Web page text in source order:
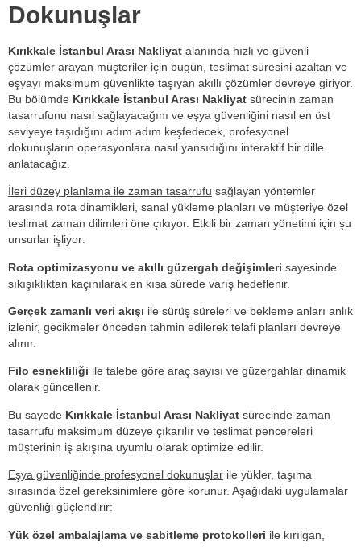
Dokunuşlar
Kırıkkale İstanbul Arası Nakliyat alanında hızlı ve güvenli
çözümler arayan müşteriler için bugün, teslimat süresini azaltan ve
eşyayı maksimum güvenlikte taşıyan akıllı çözümler devreye giriyor.
Bu bölümde Kırıkkale İstanbul Arası Nakliyat sürecinin zaman
tasarrufunu nasıl sağlayacağını ve eşya güvenliğini nasıl en üst
seviyeye taşıdığını adım adım keşfedecek, profesyonel
dokunuşların operasyonlara nasıl yansıdığını interaktif bir dille
anlatacağız.
İleri düzey planlama ile zaman tasarrufu sağlayan yöntemler
arasında rota dinamikleri, sanal yükleme planları ve müşteriye özel
teslimat zaman dilimleri öne çıkıyor. Etkili bir zaman yönetimi için şu
unsurlar işliyor:
Rota optimizasyonu ve akıllı güzergah değişimleri sayesinde
sıkışıklıktan kaçınılarak en kısa sürede varış hedeflenir.
Gerçek zamanlı veri akışı ile sürüş süreleri ve bekleme anları anlık
izlenir, gecikmeler önceden tahmin edilerek telafi planları devreye
alınır.
Filo esnekliliği ile talebe göre araç sayısı ve güzergahlar dinamik
olarak güncellenir.
Bu sayede Kırıkkale İstanbul Arası Nakliyat sürecinde zaman
tasarrufu maksimum düzeye çıkarılır ve teslimat pencereleri
müşterinin iş akışına uyumlu olarak optimize edilir.
Eşya güvenliğinde profesyonel dokunuşlar ile yükler, taşıma
sırasında özel gereksinimlere göre korunur. Aşağıdaki uygulamalar
güvenliği güçlendirir:
Yük özel ambalajlama ve sabitleme protokolleri ile kırılgan,